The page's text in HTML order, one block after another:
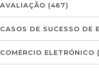
AVALIAÇÃO (467)
CASOS DE SUCESSO DE
COMÉRCIO ELETRÓNICO